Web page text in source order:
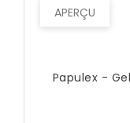
APERÇU
Papulex -